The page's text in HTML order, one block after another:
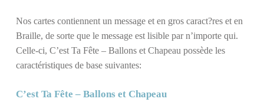
Nos cartes contiennent un message et en gros caract?res et en
Braille, de sorte que le message est lisible par n’importe qui.
Celle-ci, C’est Ta Fête – Ballons et Chapeau possède les
caractéristiques de base suivantes:
C’est Ta Fête – Ballons et Chapeau